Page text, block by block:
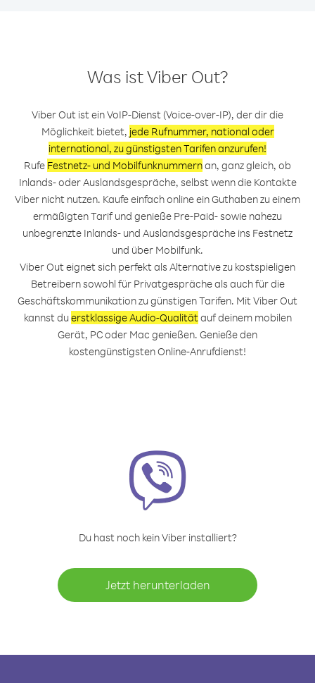
Was ist Viber Out?
Viber Out ist ein VoIP-Dienst (Voice-over-IP), der dir die
Möglichkeit bietet, jede Rufnummer, national oder
international, zu günstigsten Tarifen anzurufen!
Rufe Festnetz- und Mobilfunknummernan, ganz gleich, ob
Inlands- oder Auslandsgespräche, selbst wenn die Kontakte
Viber nicht nutzen. Kaufe einfach online ein Guthaben zu einem
ermäßigten Tarif und genieße Pre-Paid- sowie nahezu
unbegrenzte Inlands- und Auslandsgespräche ins Festnetz
und über Mobilfunk.
Viber Out eignet sich perfekt als Alternative zu kostspieligen
Betreibern sowohl für Privatgespräche als auch für die
Geschäftskommunikation zu günstigen Tarifen. Mit Viber Out
kannst du erstklassige Audio-Qualitätauf deinem mobilen
Gerät, PC oder Mac genießen. Genieße den
kostengünstigsten Online-Anrufdienst!
Du hast noch kein Viber installiert?
Jetzt herunterladen